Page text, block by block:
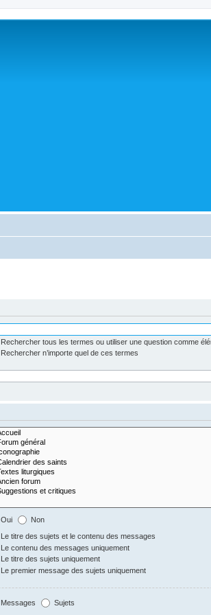
Rechercher tous les termes ou utiliser une question comme
Rechercher n’importe quel de ces termes
Oui Non
Le titre des sujets et le contenu des messages
Le contenu des messages uniquement
Le titre des sujets uniquement
Le premier message des sujets uniquement
Messages Sujets